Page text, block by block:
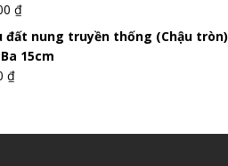
₫
đất nung truyền thống (Chậu tròn)
15cm
₫